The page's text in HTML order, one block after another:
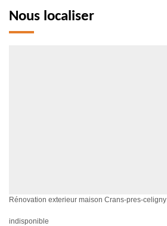
Nous localiser
Rénovation exterieur maison Crans-pres-celigny
indisponible